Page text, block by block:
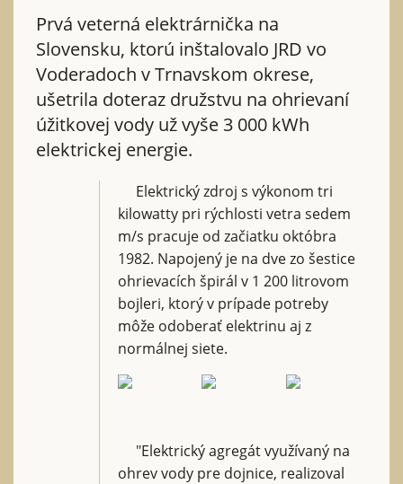
Prvá veterná elektrárnička na
Slovensku, ktorú inštalovalo JRD vo
Voderadoch v Trnavskom okrese,
ušetrila doteraz družstvu na ohrievaní
úžitkovej vody už vyše 3 000 kWh
elektrickej energie.
Elektrický zdroj s výkonom tri
kilowatty pri rýchlosti vetra sedem
m/s pracuje od začiatku októbra
1982. Napojený je na dve zo šestice
ohrievacích špirál v 1 200 litrovom
bojleri, ktorý v prípade potreby
môže odoberať elektrinu aj z
normálnej siete.
"Elektrický agregát využívaný na
ohrev vody pre dojnice, realizoval